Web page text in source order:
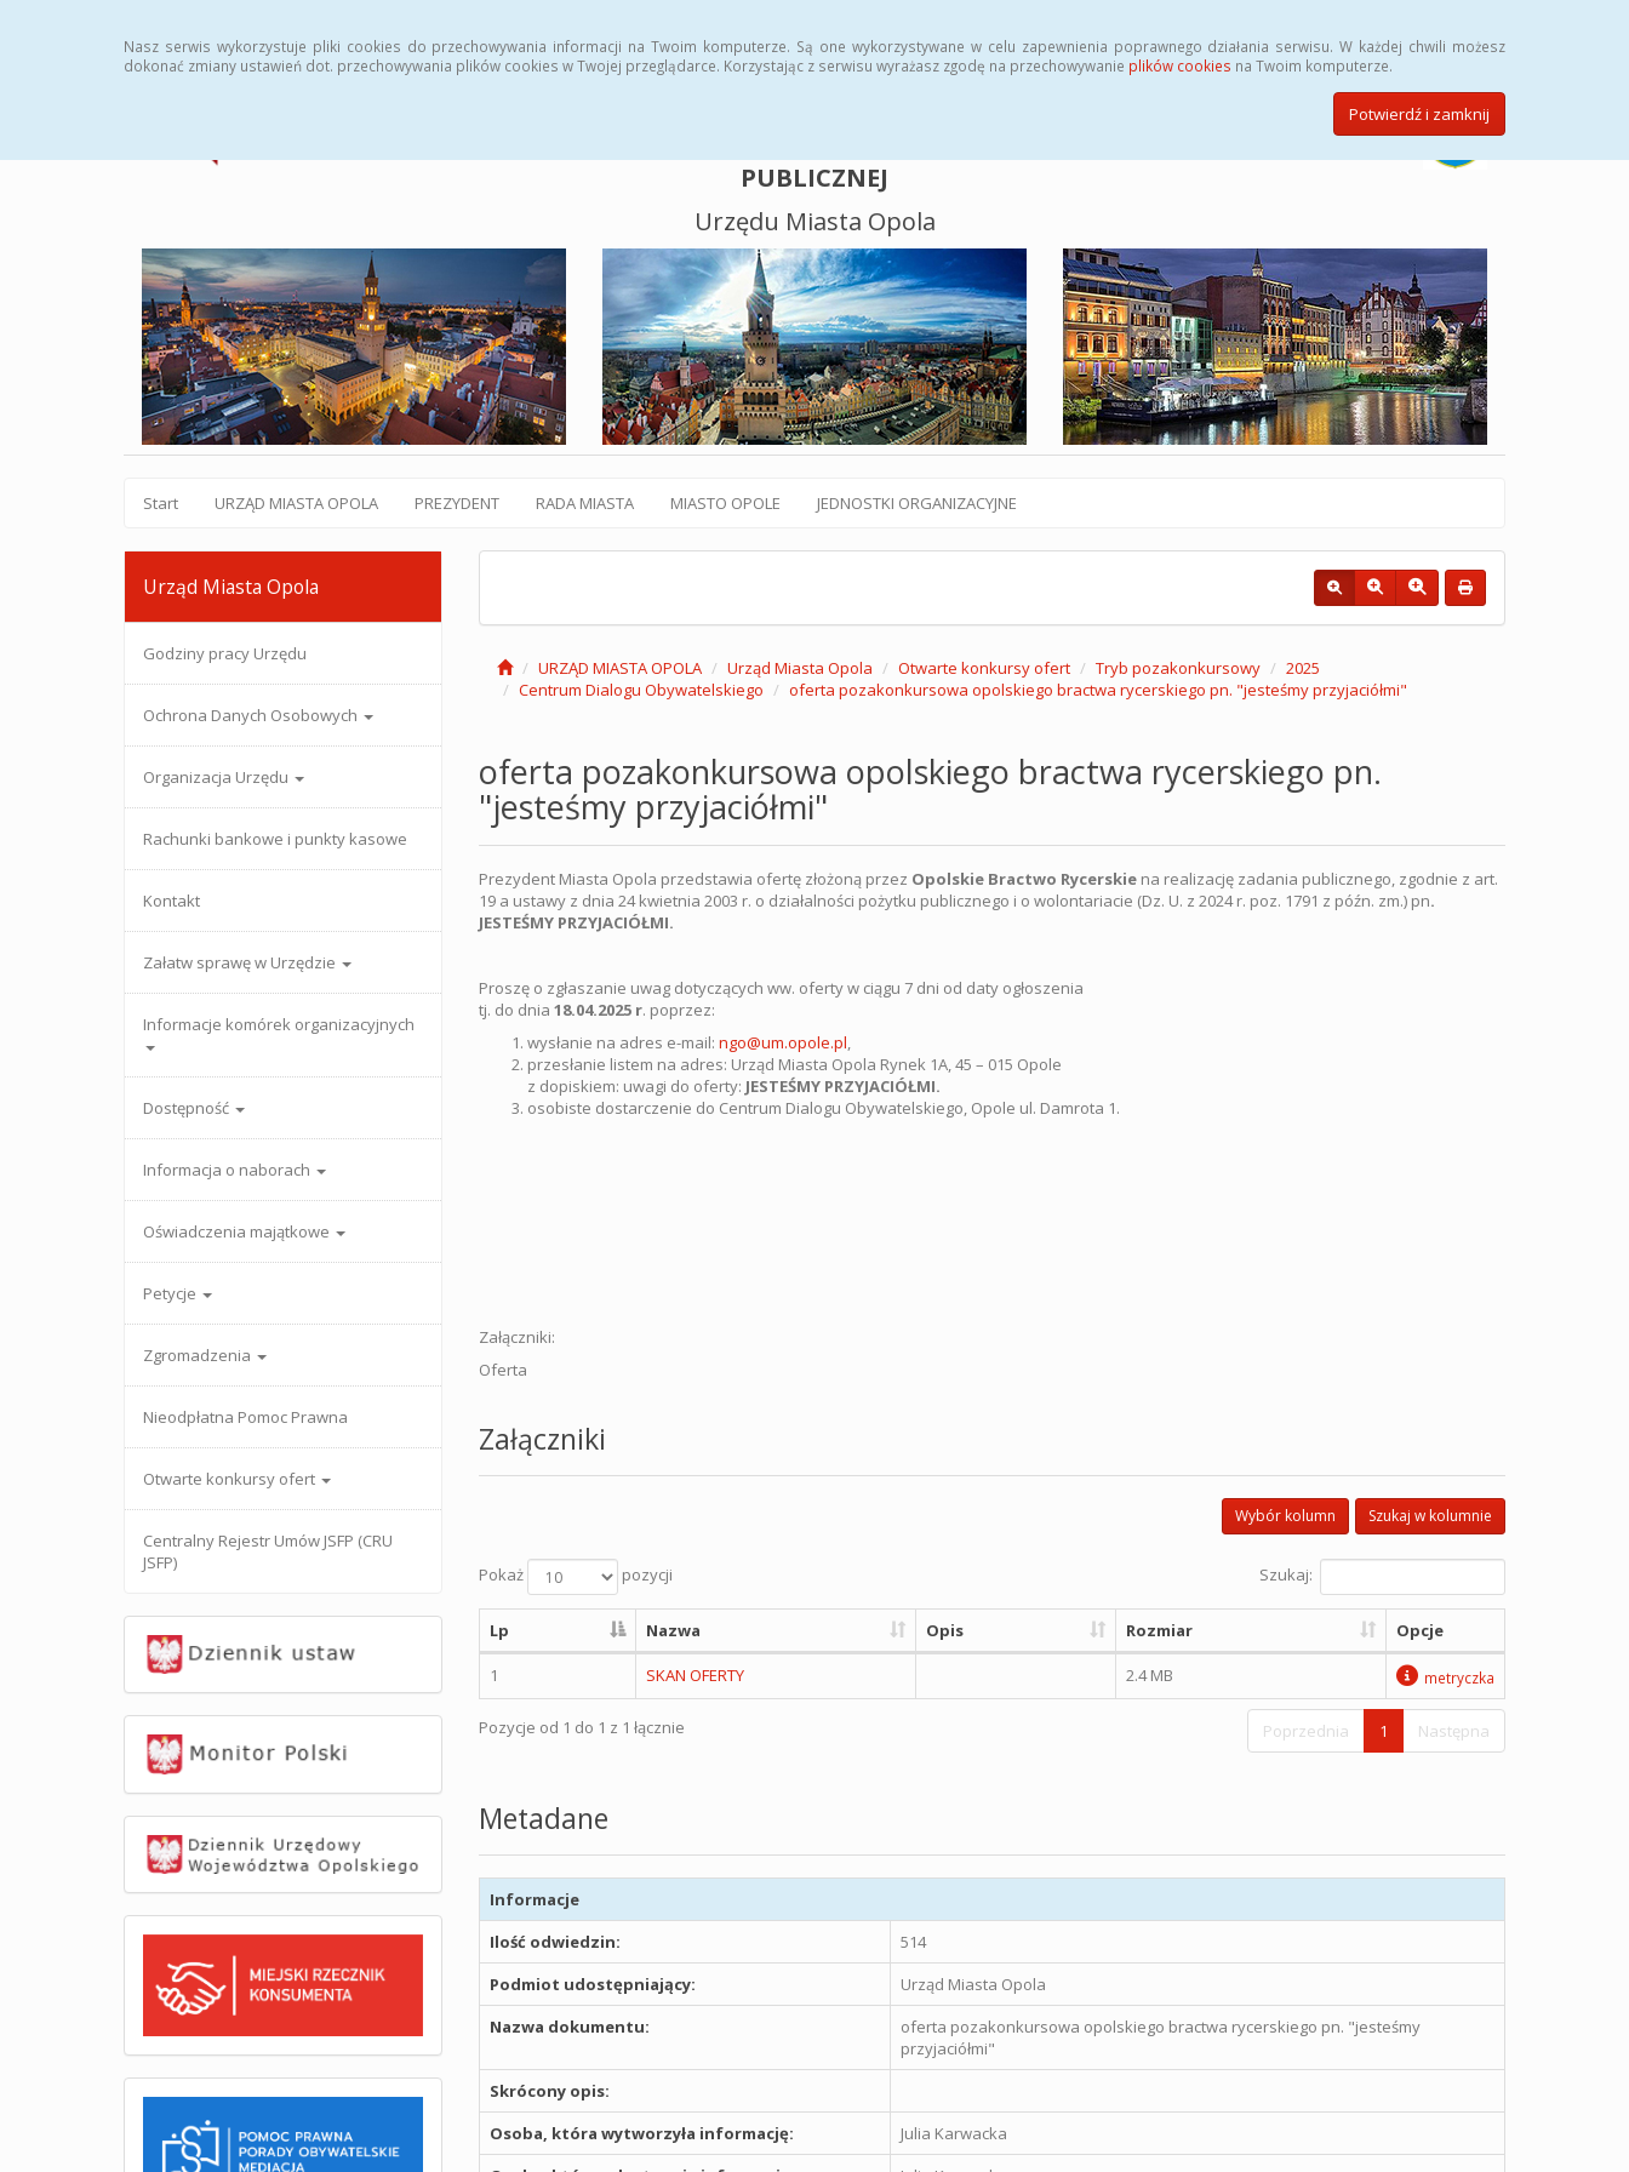
Nasz serwis wykorzystuje pliki cookies do przechowywania informacji na Twoim komputerze. Są one wykorzystywane w celu zapewnienia poprawnego działania serwisu. W każdej chwili możesz
dokonać zmiany ustawień dot. przechowywania plików cookies w Twojej przeglądarce. Korzystając z serwisu wyrażasz zgodę na przechowywanie plików cookies na Twoim komputerze.
Potwierdź i zamknij
PUBLICZNEJ
Urzędu Miasta Opola
Start URZĄD MIASTA OPOLA PREZYDENT RADA MIASTA MIASTO OPOLE JEDNOSTKI ORGANIZACYJNE
Urząd Miasta Opola
Godziny pracy Urzędu
Ochrona Danych Osobowych
Organizacja Urzędu
Rachunki bankowe i punkty kasowe
Kontakt
Załatw sprawę w Urzędzie
Informacje komórek organizacyjnych
Dostępność
Informacja o naborach
Oświadczenia majątkowe
Petycje
Zgromadzenia
Nieodpłatna Pomoc Prawna
Otwarte konkursy ofert
Centralny Rejestr Umów JSFP (CRU
JSFP)
URZĄD MIASTA OPOLA Urząd Miasta Opola Otwarte konkursy ofert Tryb pozakonkursowy
2025
Centrum Dialogu Obywatelskiego
oferta pozakonkursowa opolskiego bractwa rycerskiego pn. "jesteśmy przyjaciółmi"
oferta pozakonkursowa opolskiego bractwa rycerskiego pn.
"jesteśmy przyjaciółmi"
Prezydent Miasta Opola przedstawia ofertę złożoną przez Opolskie Bractwo Rycerskie na realizację zadania publicznego, zgodnie z art.
19 a ustawy z dnia 24 kwietnia 2003 r. o działalności pożytku publicznego i o wolontariacie (Dz. U. z 2024 r. poz. 1791 z późn. zm.) pn.
JESTEŚMY PRZYJACIÓŁMI.
Proszę o zgłaszanie uwag dotyczących ww. oferty w ciągu 7 dni od daty ogłoszenia
tj. do dnia 18.04.2025 r. poprzez:
wysłanie na adres e-mail: ngo@um.opole.pl,
przesłanie listem na adres: Urząd Miasta Opola Rynek 1A, 45 – 015 Opole
z dopiskiem: uwagi do oferty: JESTEŚMY PRZYJACIÓŁMI.
osobiste dostarczenie do Centrum Dialogu Obywatelskiego, Opole ul. Damrota 1.
Załączniki:
Oferta
Załączniki
Szukaj w kolumnie
Wybór kolumn
Pokaż pozycji Szukaj:
Lp Nazwa Opis Rozmiar Opcje
1 SKAN OFERTY 2.4 MB metryczka
Pozycje od 1 do 1 z 1 łącznie Poprzednia 1 Następna
Metadane
Informacje
Ilość odwiedzin:
514
Podmiot udostępniający:
Urząd Miasta Opola
Nazwa dokumentu:
oferta pozakonkursowa opolskiego bractwa rycerskiego pn. "jesteśmy
przyjaciółmi"
Skrócony opis:
Osoba, która wytworzyła informację:
Julia Karwacka